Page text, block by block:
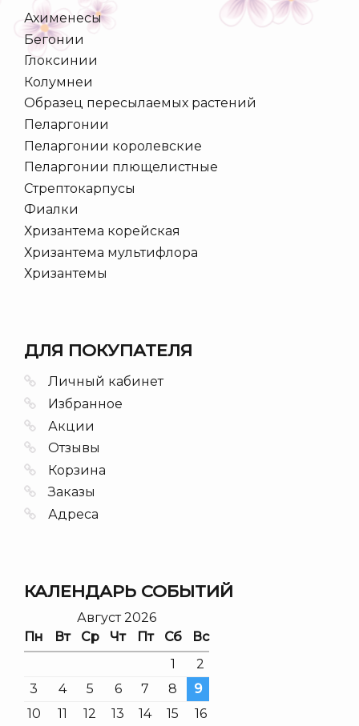
Ахименесы
Бегонии
Глоксинии
Колумнеи
Образец пересылаемых растений
Пеларгонии
Пеларгонии королевские
Пеларгонии плющелистные
Стрептокарпусы
Фиалки
Хризантема корейская
Хризантема мультифлора
Хризантемы
ДЛЯ ПОКУПАТЕЛЯ
Личный кабинет
Избранное
Акции
Отзывы
Корзина
Заказы
Адреса
КАЛЕНДАРЬ СОБЫТИЙ
Август 2026
Пн
Вт Ср Чт Пт Сб
Вс
1
2
3
4 5 6 7 8
9
10
11 12 13 14 15 16